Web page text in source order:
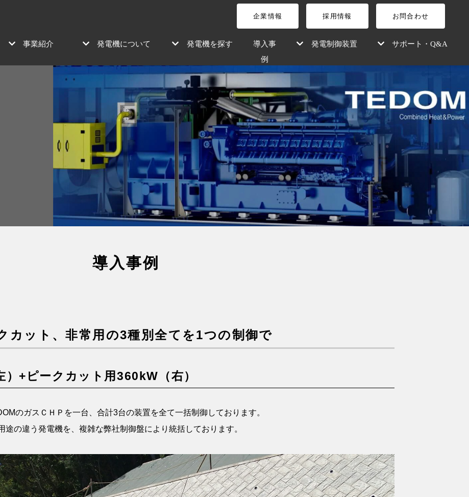
企業情報 採用情報 お問合わせ
事業紹介 発電機について 発電機を探す
導入事
例
発電制御装置 サポート・Q&A
導入事例
ット、非常用の3種別全てを1つの制御で
+ピークカット用360kW（右）
のガスＣＨＰを一台、合計3台の装置を全て一括制御しております。
の違う発電機を、複雑な弊社制御盤により統括しております。